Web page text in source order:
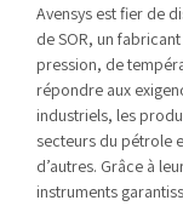
Avensys est fier de
de SOR, un
pression, de
répondre aux
industriels, les
secteurs du pétrole
d’autres. Grâce à
instruments